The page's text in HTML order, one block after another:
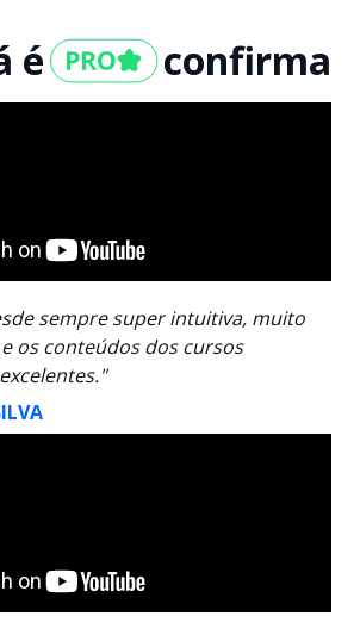
é confirma
sempre super intuitiva, muito
os conteúdos dos cursos